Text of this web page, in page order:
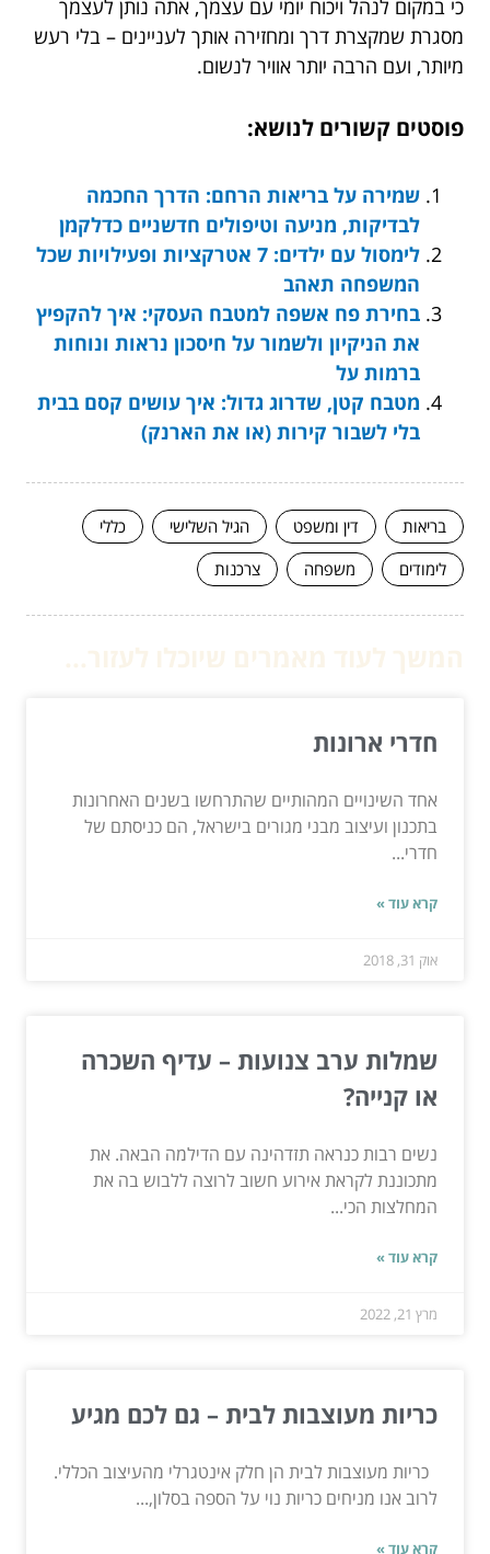
כי במקום לנהל ויכוח יומי עם עצמך, אתה נותן לעצמך
מסגרת שמקצרת דרך ומחזירה אותך לעניינים – בלי רעש
מיותר, ועם הרבה יותר אוויר לנשום.
פוסטים קשורים לנושא:
שמירה על בריאות הרחם: הדרך החכמה
לבדיקות, מניעה וטיפולים חדשניים כדלקמן
לימסול עם ילדים: 7 אטרקציות ופעילויות שכל
המשפחה תאהב
בחירת פח אשפה למטבח העסקי: איך להקפיץ
את הניקיון ולשמור על חיסכון נראות ונוחות
ברמות על
מטבח קטן, שדרוג גדול: איך עושים קסם בבית
בלי לשבור קירות (או את הארנק)
בריאות דין ומשפט הגיל השלישי
כללי
לימודים
משפחה צרכנות
חדרי ארונות
אחד השינויים המהותיים שהתרחשו בשנים האחרונות
בתכנון ועיצוב מבני מגורים בישראל, הם כניסתם של
חדרי...
קרא עוד »
אוק 31, 2018
שמלות ערב צנועות – עדיף השכרה
או קנייה?
נשים רבות כנראה תזדהינה עם הדילמה הבאה. את
מתכוננת לקראת אירוע חשוב לרוצה ללבוש בה את
המחלצות הכי...
קרא עוד »
מרץ 21, 2022
כריות מעוצבות לבית – גם לכם מגיע
כריות מעוצבות לבית הן חלק אינטגרלי מהעיצוב הכללי.
לרוב אנו מניחים כריות נוי על הספה בסלון,...
קרא עוד »